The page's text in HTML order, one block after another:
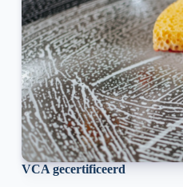
VCA gecertificeerd